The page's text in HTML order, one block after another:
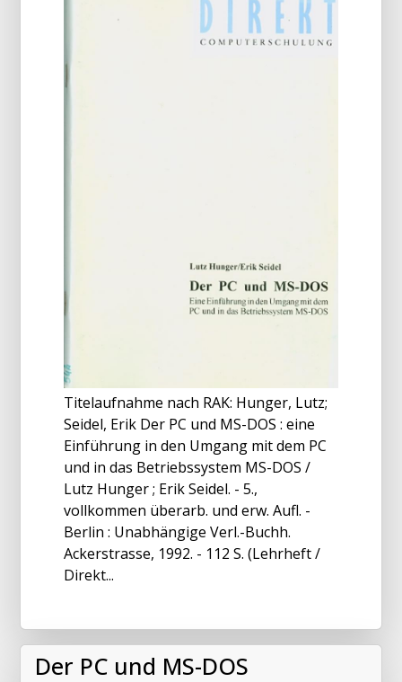
Titelaufnahme nach RAK: Hunger, Lutz;
Seidel, Erik Der PC und MS-DOS : eine
Einführung in den Umgang mit dem PC
und in das Betriebssystem MS-DOS /
Lutz Hunger ; Erik Seidel. - 5.,
vollkommen überarb. und erw. Aufl. -
Berlin : Unabhängige Verl.-Buchh.
Ackerstrasse, 1992. - 112 S. (Lehrheft /
Direkt...
Der PC und MS-DOS